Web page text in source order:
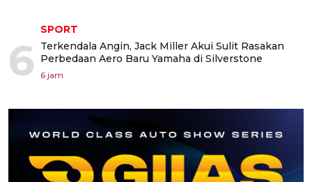
6
SPORT
Terkendala Angin, Jack Miller Akui Sulit Rasakan
Perbedaan Aero Baru Yamaha di Silverstone
6 jam